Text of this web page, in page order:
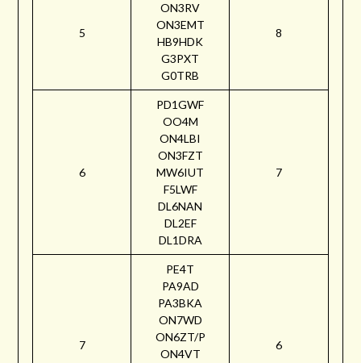
5
ON3RV
ON3EMT
HB9HDK
G3PXT
G0TRB
8
6
PD1GWF
OO4M
ON4LBI
ON3FZT
MW6IUT
F5LWF
DL6NAN
DL2EF
DL1DRA
7
7
PE4T
PA9AD
PA3BKA
ON7WD
ON6ZT/P
ON4VT
6